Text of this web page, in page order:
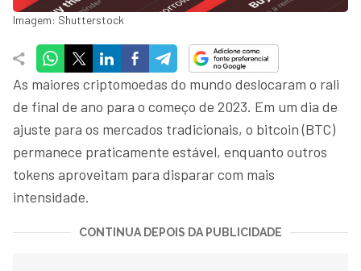
Imagem: Shutterstock
As maiores criptomoedas do mundo deslocaram o rali
de final de ano para o começo de 2023. Em um dia de
ajuste para os mercados tradicionais, o bitcoin (BTC)
permanece praticamente estável, enquanto outros
tokens aproveitam para disparar com mais
intensidade.
CONTINUA DEPOIS DA PUBLICIDADE